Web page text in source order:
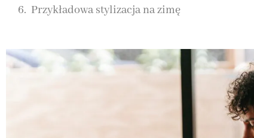
Przykładowa stylizacja na zimę